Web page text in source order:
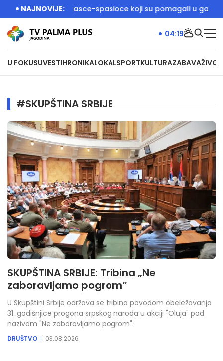
NAJNOVIJE:
dočekali vatrogasce-spasioce koji su pomagali u gašenju
U FOKUSUVESTIHRONIKALOKALSPORTKULTURAZABAVAŽIVOT
04:19
#SKUPŠTINA SRBIJE
SKUPŠTINA SRBIJE: Tribina „Ne
zaboravljamo pogrom“
U Skupštini Srbije održava se tribina povodom obeležavanja
31. godišnjice progona srpskog naroda u akciji "Oluja" pod
nazivom "Ne zaboravljamo pogrom".
DRUŠTVO 03.08.2026